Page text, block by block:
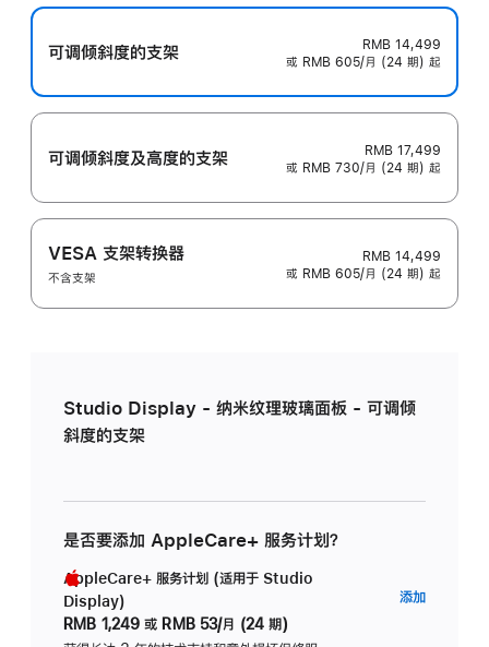
可调倾斜度的支架
RMB 14,499
或 RMB 605/月 (24 期) 起
可调倾斜度及高‍度的支‍架
RMB 17,499
或 RMB 730/月 (24 期) 起
VESA 支架转换器
不含支架
RMB 14,499
或 RMB 605/月 (24 期) 起
Studio Display - 纳米纹理玻璃面板 - 可调倾
斜度的支架
是否要添加 AppleCare+ 服务计划？
AppleCare+ 服务计划 (适用于 Studio
Display)
RMB 1,249 或 RMB 53/月 (24 期)
添加